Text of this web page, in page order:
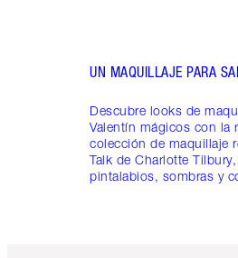
UN MAQUILLAJE PARA
Descubre looks de
Valentín mágicos con la
colección de maquillaje
Talk de Charlotte
pintalabios, sombras y